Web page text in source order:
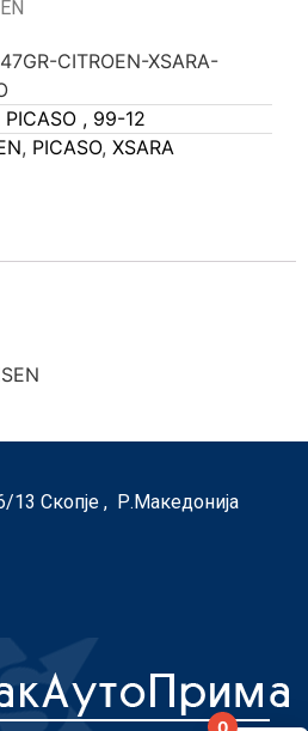
CITROEN-XSARA-
PICASO , 99-12
, PICASO, XSARA
13 Скопје , Р.Македонија
0